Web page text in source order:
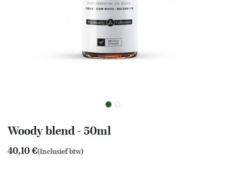
Woody blend - 50ml
40,10€(Inclusief btw)